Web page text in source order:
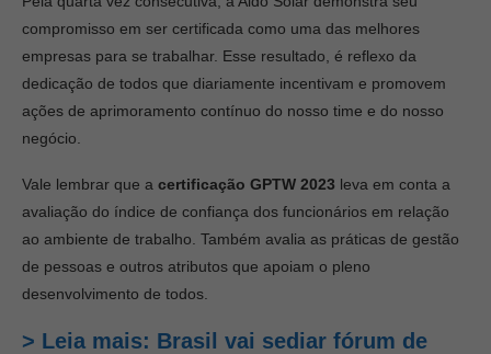
compromisso em ser certificada como uma das melhores
empresas para se trabalhar. Esse resultado, é reflexo da
dedicação de todos que diariamente incentivam e promovem
ações de aprimoramento contínuo do nosso time e do nosso
negócio.
Vale lembrar que a certificação GPTW 2023 leva em conta a
avaliação do índice de confiança dos funcionários em relação
ao ambiente de trabalho. Também avalia as práticas de gestão
de pessoas e outros atributos que apoiam o pleno
desenvolvimento de todos.
> Leia mais: Brasil vai sediar fórum de